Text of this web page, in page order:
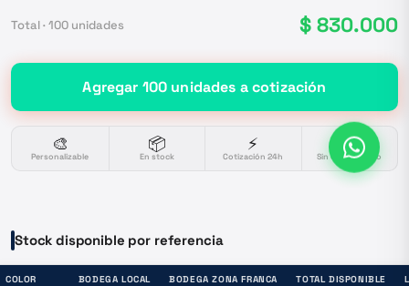
Total · 100 unidades $ 830.000
Agregar 100 unidades a cotización
🎨
Personalizable
📦
En stock
⚡
Cotización 24h
🔒
Sin compromiso
Stock disponible por referencia
COLOR BODEGA LOCAL BODEGA ZONA FRANCA TOTAL DISPONIBLE